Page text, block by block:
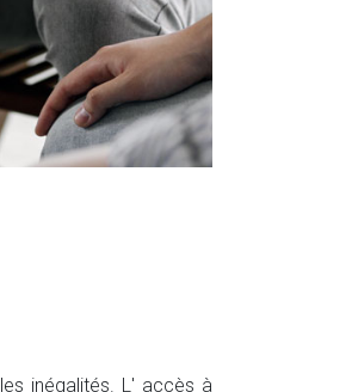
inégalités. L' accès à